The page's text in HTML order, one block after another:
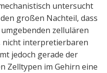
untersucht
großen Nachteil, dass
zellulären
nicht interpretierbaren
jedoch gerade der
Zelltypen im Gehirn eine